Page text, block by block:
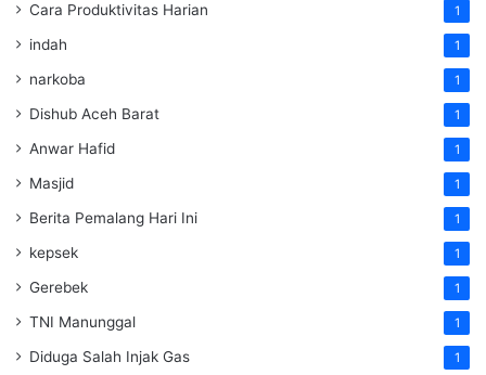
Cara Produktivitas Harian 1
indah 1
narkoba 1
Dishub Aceh Barat 1
Anwar Hafid 1
Masjid 1
Berita Pemalang Hari Ini 1
kepsek 1
Gerebek 1
TNI Manunggal 1
Diduga Salah Injak Gas 1